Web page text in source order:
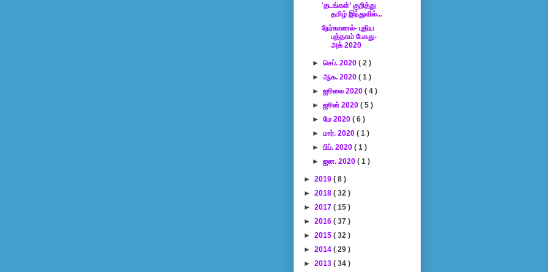
'தடங்கள்’ குறித்து
தமிழ் இந்துவில்...
நேர்காணல்- புதிய
புத்தகம் பேசுது-
அக் 2020
►செப். 2020( 2 )
►ஆக. 2020( 1 )
►ஜூலை 2020( 4 )
►ஜூன் 2020( 5 )
►மே 2020( 6 )
►மார். 2020( 1 )
►பிப். 2020( 1 )
►ஜன. 2020( 1 )
► 2019 ( 8 )
► 2018 ( 32 )
► 2017 ( 15 )
► 2016 ( 37 )
► 2015 ( 32 )
► 2014 ( 29 )
► 2013 ( 34 )